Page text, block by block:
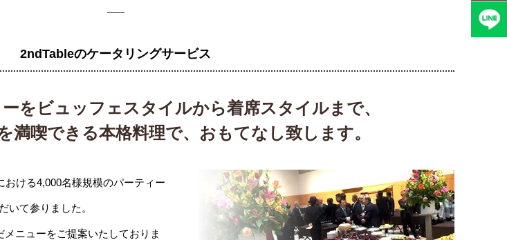
2ndTableのケータリングサービス
をビュッフェスタイルから着席スタイルまで、
満喫できる本格料理で、おもてなし致します。
ける4,000名様規模のパーティー
いて参りました。
メニューをご提案いたしておりま